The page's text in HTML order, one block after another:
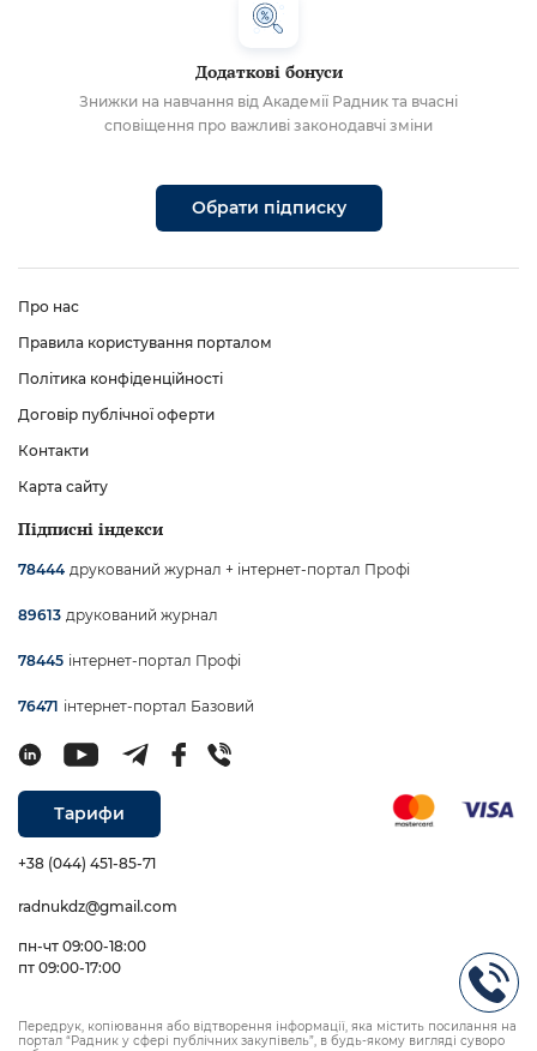
Додаткові бонуси
Знижки на навчання від Академії Радник та вчасні
сповіщення про важливі законодавчі зміни
Обрати підписку
Про нас
Правила користування порталом
Політика конфіденційності
Договір публічної оферти
Контакти
Карта сайту
Підписні індекси
78444 друкований журнал + інтернет-портал Профі
89613 друкований журнал
78445 інтернет-портал Профі
76471 інтернет-портал Базовий
Тарифи
+38 (044) 451-85-71
radnukdz@gmail.com
пн-чт 09:00-18:00
пт 09:00-17:00
Передрук, копіювання або відтворення інформації, яка містить посилання на
портал “Радник у сфері публічних закупівель”, в будь-якому вигляді суворо